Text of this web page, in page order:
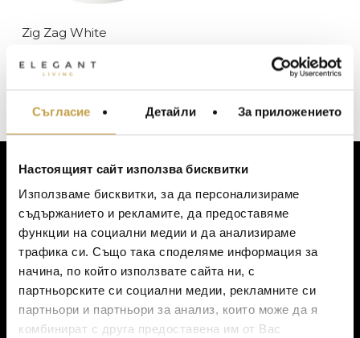
Съгласие Детайли За приложението
Настоящият сайт използва бисквитки
Използваме бисквитки, за да персонализираме
съдържанието и рекламите, да предоставяме
функции на социални медии и да анализираме
трафика си. Също така споделяме информация за
начина, по който използвате сайта ни, с
партньорските си социални медии, рекламните си
партньори и партньори за анализ, които може да я
комбинират с друга предоставена им от Вас
В наличност
Изчерпан, с опция за поръчка
ЦВЯТ
Бяло
Zig Zag White
320€ (625.87 лв.)
ЗА КЛИЕНТИ
Моят профил
Списък с желания
Количка
Доставка
Ваучер за подарък
Политика за поверителност
МЕБЕЛИ ЗА ДОМА И
ЗА МАСАТА
ТЕКСТИЛ ЗА ДОМА
АРОМАТИ ЗА ДОМА
ИЗКУСТВО И КНИГИ
ВИСОК КЛАС
BACCARAT
TOM DIXON
MICHAEL ARAM
ASSOULINE
SELETTI